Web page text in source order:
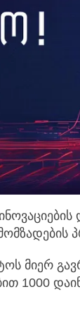
მიერ
1000